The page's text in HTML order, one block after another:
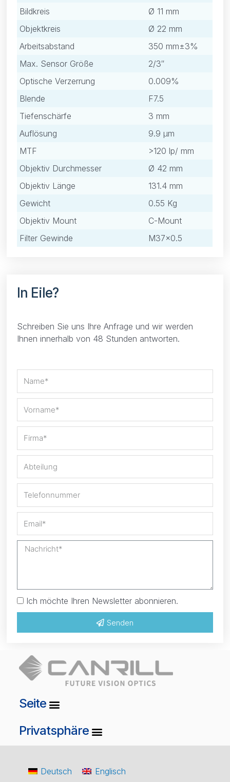
Bildkreis
Ø 11 mm
Objektkreis
Ø 22 mm
Arbeitsabstand
350 mm±3%
Max. Sensor Größe
2/3″
Optische Verzerrung
0.009%
Blende
F7.5
Tiefenschärfe
3 mm
Auflösung
9.9 μm
MTF
>120 lp/ mm
Objektiv Durchmesser
Ø 42 mm
Objektiv Länge
131.4 mm
Gewicht
0.55 Kg
Objektiv Mount
C-Mount
Filter Gewinde
M37×0.5
In Eile?
Schreiben Sie uns Ihre Anfrage und wir werden
Ihnen innerhalb von 48 Stunden antworten.
Ich möchte Ihren Newsletter abonnieren.
Senden
Seite
Privatsphäre
Deutsch Englisch